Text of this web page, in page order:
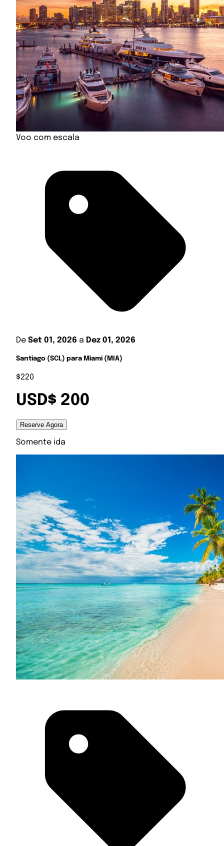
Voo com escala
De Set 01, 2026 a Dez 01, 2026
Santiago (SCL) para Miami (MIA)
$220
USD$ 200
Reserve Agora
Somente ida